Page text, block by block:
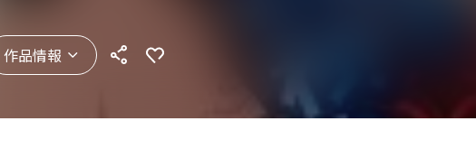
作品情報